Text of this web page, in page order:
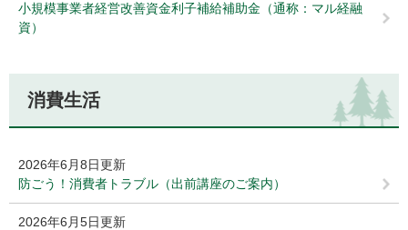
小規模事業者経営改善資金利子補給補助金（通称：マル経融
資）
消費生活
2026年6月8日更新
防ごう！消費者トラブル（出前講座のご案内）
2026年6月5日更新